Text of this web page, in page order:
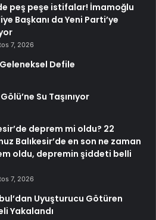
peş peşe istifalar! İmamoğlu
Başkanı da Yeni Parti’ye
7, 2026
Defile
Su Taşınıyor
deprem mi oldu? 22
Balıkesir’de en son ne zaman
oldu, depremin şiddeti belli
7, 2026
Uyuşturucu Götüren
Yakalandı